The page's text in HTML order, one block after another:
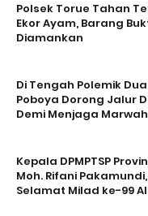
Polsek Torue Tahan
Ekor Ayam, Barang
Diamankan
Di Tengah Polemik
Poboya Dorong Jalur
Demi Menjaga
Kepala DPMPTSP
Moh. Rifani Pakamundi,
Selamat Milad ke-99